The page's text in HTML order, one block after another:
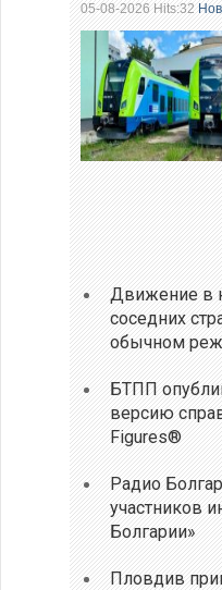
05-08-2026 Hits:32
Движение в
соседних
обычном
БТПП
версию
Figures®
Радио
участников
Болгарии»
Пловдив